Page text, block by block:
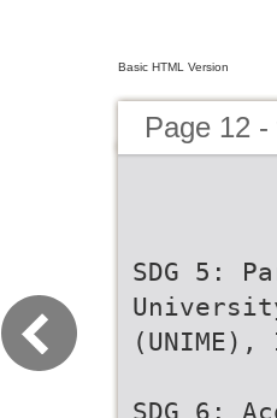
Basic HTML Version
Page 12
SDG 5:
SDG 6: